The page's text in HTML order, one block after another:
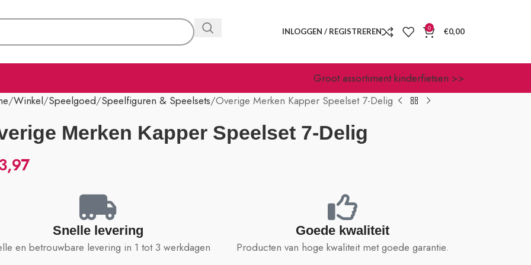
INLOGGEN / REGISTREREN 0 €0,00
Groot assortiment kinderfietsen >>
Winkel Speelgoed Speelfiguren & Speelsets Overige Merken Kapper Speelset 7-Delig
Merken Kapper Speelset 7-Delig
Snelle levering
en betrouwbare levering in 1 tot 3 werkdagen
Goede kwaliteit
Producten van hoge kwaliteit met goede garantie.